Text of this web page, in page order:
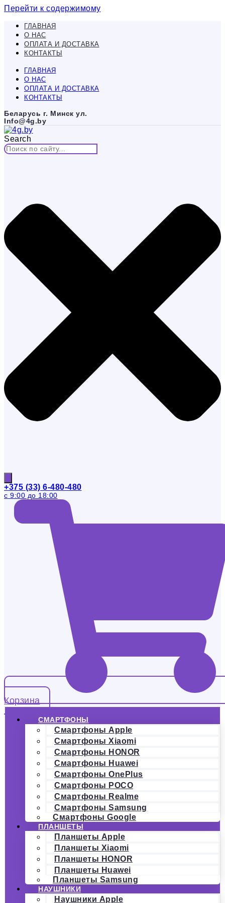
Перейти к содержимому
ГЛАВНАЯ
О НАС
ОПЛАТА И ДОСТАВКА
КОНТАКТЫ
ГЛАВНАЯ
О НАС
ОПЛАТА И ДОСТАВКА
КОНТАКТЫ
Беларусь г. Минск ул.
Info@4g.by
Search
+375 (33) 6-480-480
с 9:00 до 18:00
Корзина
СМАРТФОНЫ
Смартфоны Apple
Смартфоны Xiaomi
Смартфоны HONOR
Смартфоны Huawei
Смартфоны OnePlus
Смартфоны POCO
Смартфоны Realme
Смартфоны Samsung
Смартфоны Google
ПЛАНШЕТЫ
Планшеты Apple
Планшеты Xiaomi
Планшеты HONOR
Планшеты Huawei
Планшеты Samsung
НАУШНИКИ
Наушники Apple